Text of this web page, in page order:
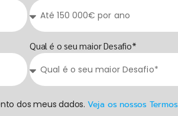
Qual é o seu maior Desafio*
dos meus dados. Veja os nossos